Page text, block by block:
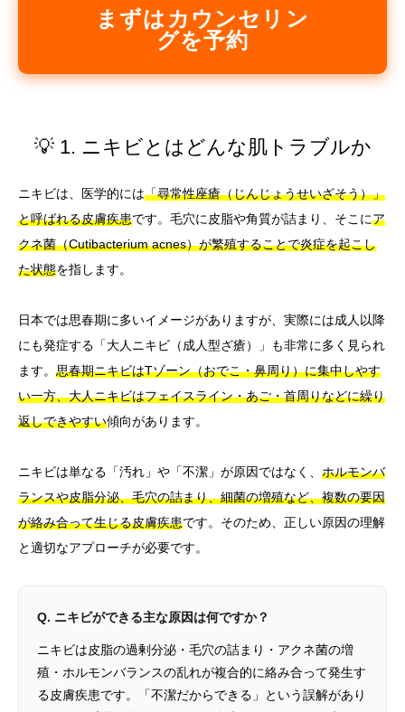
まずはカウンセリン
グを予約
💡 1. ニキビとはどんな肌トラブルか
ニキビは、医学的には「尋常性座瘡（じんじょうせいざそう）」
と呼ばれる皮膚疾患です。毛穴に皮脂や角質が詰まり、そこにア
クネ菌（Cutibacterium acnes）が繁殖することで炎症を起こし
た状態を指します。
日本では思春期に多いイメージがありますが、実際には成人以降
にも発症する「大人ニキビ（成人型ざ瘡）」も非常に多く見られ
ます。 思春期ニキビはTゾーン（おでこ・鼻周り）に集中しやす
い一方、大人ニキビはフェイスライン・あご・首周りなどに繰り
返しできやすい傾向があります。
ニキビは単なる「汚れ」や「不潔」が原因ではなく、 ホルモンバ
ランスや皮脂分泌、毛穴の詰まり、細菌の増殖など、複数の要因
が絡み合って生じる皮膚疾患です。そのため、正しい原因の理解
と適切なアプローチが必要です。
Q. ニキビができる主な原因は何ですか？
ニキビは皮脂の過剰分泌・毛穴の詰まり・アクネ菌の増
殖・ホルモンバランスの乱れが複合的に絡み合って発生す
る皮膚疾患です。「不潔だからできる」という誤解があり